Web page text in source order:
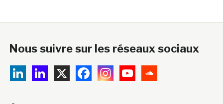
Nous suivre sur les réseaux sociaux